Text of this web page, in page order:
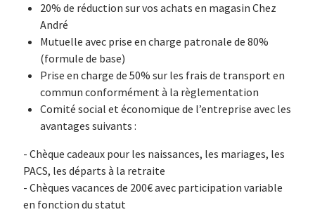
20% de réduction sur vos achats en magasin Chez
André
Mutuelle avec prise en charge patronale de 80%
(formule de base)
Prise en charge de 50% sur les frais de transport en
commun conformément à la règlementation
Comité social et économique de l’entreprise avec les
avantages suivants :
- Chèque cadeaux pour les naissances, les mariages, les
PACS, les départs à la retraite
- Chèques vacances de 200€ avec participation variable
en fonction du statut